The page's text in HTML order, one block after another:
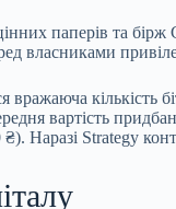
паперів та бірж
власниками
вражаюча
вартість
Наразі Strategy